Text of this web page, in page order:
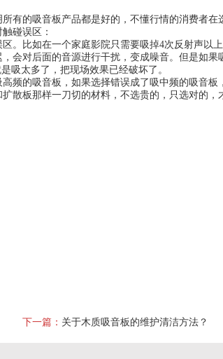
的吸音板产品都是好的，不懂行情的消费者在
碰误区：
比如在一个家庭影院只需要吸掉4次反射声以
会对后面的音源进行干扰，变成噪音。但是如
吸太多了，把现场效果已经破坏了。
的吸音板，如果选择错误成了吸中频的吸音板
扩散板那样一刀切的材料，不选贵的，只选对的，
下一篇： 关于木质吸音板的维护清洁方法？